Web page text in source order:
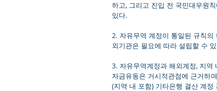
하고, 그리고 진입 전 국민대우원
있다.
2. 자유무역 계정이 통일된 규칙
외기관은 필요에 따라 설립할 수
3. 자유무역계정과 해외계정, 지역
자금유동은 거시적관점에 근거하
(지역 내 포함) 기타은행 결산 계